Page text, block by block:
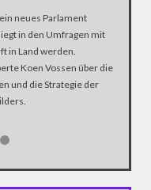
neues Parlament
in den Umfragen mit
in Land werden.
Koen Vossen über die
und die Strategie der